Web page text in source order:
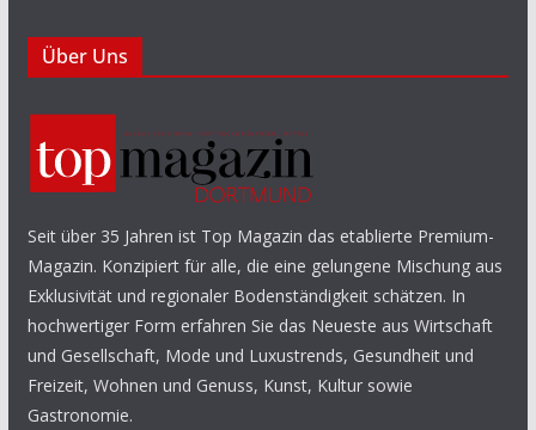
Über Uns
Seit über 35 Jahren ist Top Magazin das etablierte Premium-
Magazin. Konzipiert für alle, die eine gelungene Mischung aus
Exklusivität und regionaler Bodenständigkeit schätzen. In
hochwertiger Form erfahren Sie das Neueste aus Wirtschaft
und Gesellschaft, Mode und Luxustrends, Gesundheit und
Freizeit, Wohnen und Genuss, Kunst, Kultur sowie
Gastronomie.